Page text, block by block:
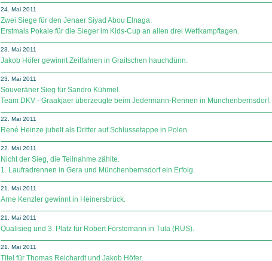
24. Mai 2011
Zwei Siege für den Jenaer Siyad Abou Elnaga.
Erstmals Pokale für die Sieger im Kids-Cup an allen drei Wettkampftagen.
23. Mai 2011
Jakob Höfer gewinnt Zeitfahren in Graitschen hauchdünn.
23. Mai 2011
Souveräner Sieg für Sandro Kühmel.
Team DKV - Graakjaer überzeugte beim Jedermann-Rennen in Münchenbernsdorf.
22. Mai 2011
René Heinze jubelt als Dritter auf Schlussetappe in Polen.
22. Mai 2011
Nicht der Sieg, die Teilnahme zählte.
1. Laufradrennen in Gera und Münchenbernsdorf ein Erfolg.
21. Mai 2011
Arne Kenzler gewinnt in Heinersbrück.
21. Mai 2011
Qualisieg und 3. Platz für Robert Förstemann in Tula (RUS).
21. Mai 2011
Titel für Thomas Reichardt und Jakob Höfer,